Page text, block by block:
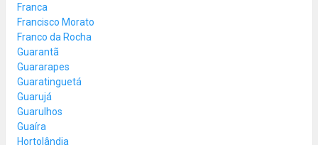
Franca
Francisco Morato
Franco da Rocha
Guarantã
Guararapes
Guaratinguetá
Guarujá
Guarulhos
Guaíra
Hortolândia